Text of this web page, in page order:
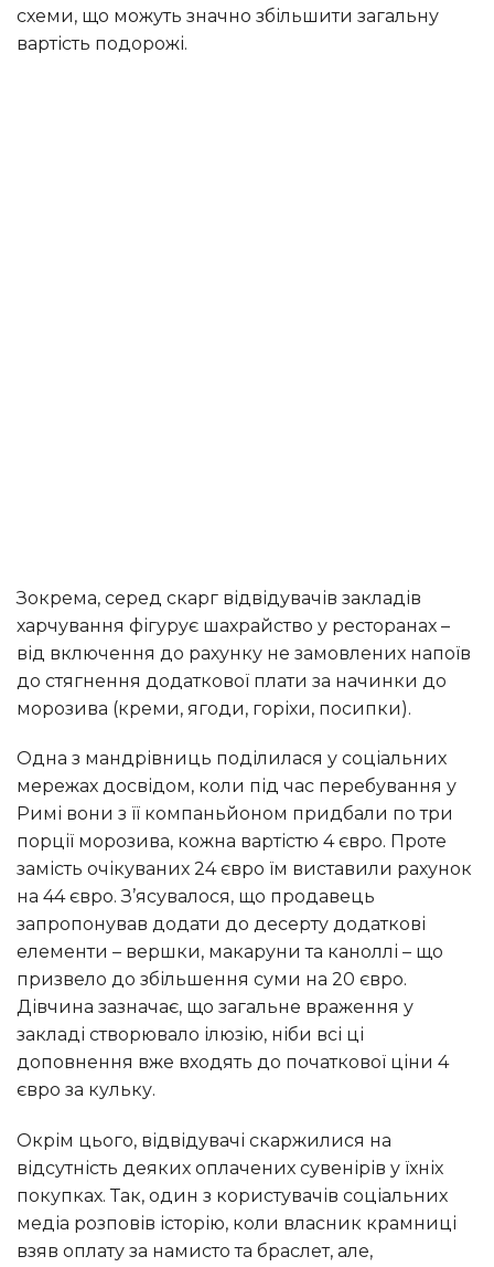
схеми, що можуть значно збільшити загальну
вартість подорожі.
Зокрема, серед скарг відвідувачів закладів
харчування фігурує шахрайство у ресторанах –
від включення до рахунку не замовлених напоїв
до стягнення додаткової плати за начинки до
морозива (креми, ягоди, горіхи, посипки).
Одна з мандрівниць поділилася у соціальних
мережах досвідом, коли під час перебування у
Римі вони з її компаньйоном придбали по три
порції морозива, кожна вартістю 4 євро. Проте
замість очікуваних 24 євро їм виставили рахунок
на 44 євро. З’ясувалося, що продавець
запропонував додати до десерту додаткові
елементи – вершки, макаруни та каноллі – що
призвело до збільшення суми на 20 євро.
Дівчина зазначає, що загальне враження у
закладі створювало ілюзію, ніби всі ці
доповнення вже входять до початкової ціни 4
євро за кульку.
Окрім цього, відвідувачі скаржилися на
відсутність деяких оплачених сувенірів у їхніх
покупках. Так, один з користувачів соціальних
медіа розповів історію, коли власник крамниці
взяв оплату за намисто та браслет, але,